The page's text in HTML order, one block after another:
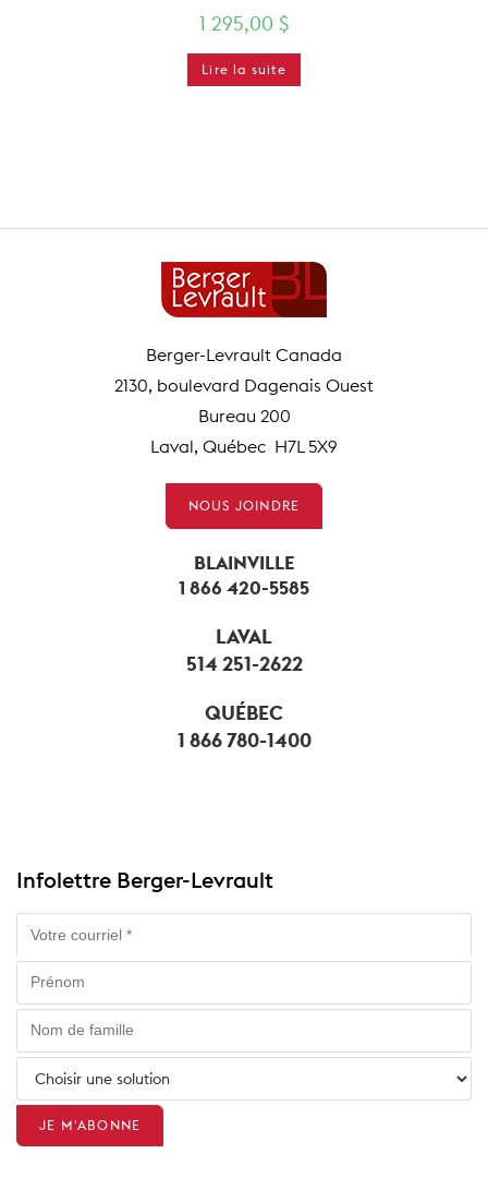
1 295,00 $
Lire la suite
Berger-Levrault Canada
2130, boulevard Dagenais Ouest
Bureau 200
Laval, Québec H7L 5X9
NOUS JOINDRE
BLAINVILLE
1 866 420-5585
LAVAL
514 251-2622
QUÉBEC
1 866 780-1400
Infolettre Berger-Levrault